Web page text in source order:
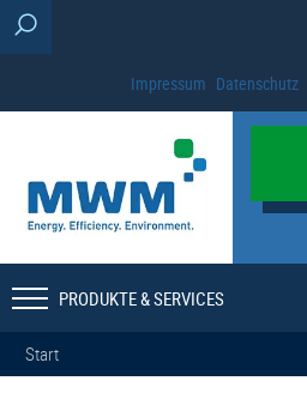
Impressum Datenschutz
PRODUKTE & SERVICES
Start